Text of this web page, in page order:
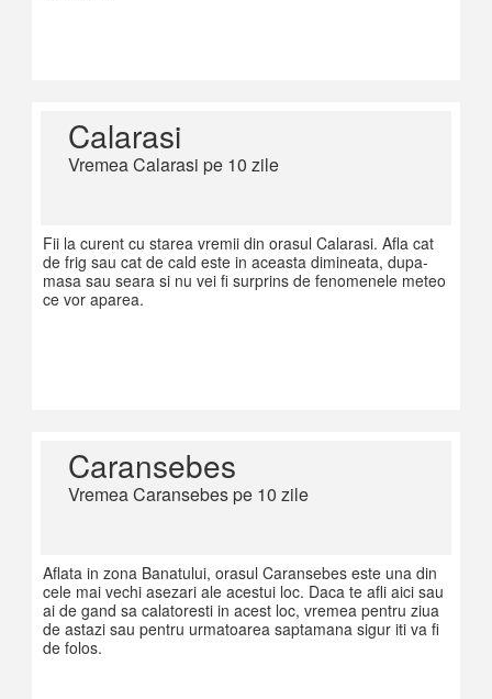
Calarasi
Vremea Calarasi pe 10 zile
Fii la curent cu starea vremii din orasul Calarasi. Afla cat
de frig sau cat de cald este in aceasta dimineata, dupa-
masa sau seara si nu vei fi surprins de fenomenele meteo
ce vor aparea.
Caransebes
Vremea Caransebes pe 10 zile
Aflata in zona Banatului, orasul Caransebes este una din
cele mai vechi asezari ale acestui loc. Daca te afli aici sau
ai de gand sa calatoresti in acest loc, vremea pentru ziua
de astazi sau pentru urmatoarea saptamana sigur iti va fi
de folos.